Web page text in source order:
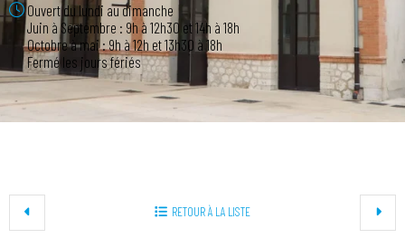
Ouvert du lundi au dimanche
Juin à Septembre : 9h à 12h30 et 14h à 18h
Octobre à mai : 9h à 12h et 13h30 à 18h
Fermé les jours fériés
+
−
RETOUR À LA LISTE